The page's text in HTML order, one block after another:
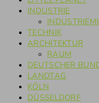
INDUSTRIE
TECHNIK
ARCHITEKTUR
RAUM
DEUTSCHER
LANDTAG
KÖLN
DÜSSELDORF